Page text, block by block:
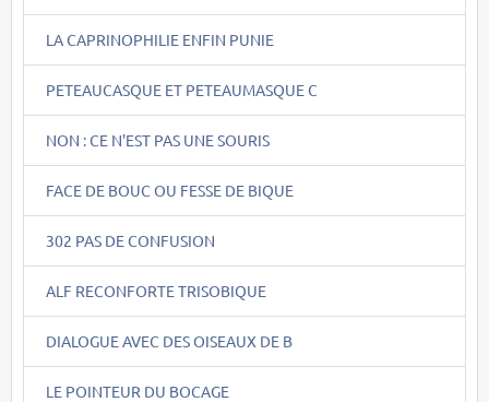
LA CAPRINOPHILIE ENFIN PUNIE
PETEAUCASQUE ET PETEAUMASQUE C
NON : CE N'EST PAS UNE SOURIS
FACE DE BOUC OU FESSE DE BIQUE
302 PAS DE CONFUSION
ALF RECONFORTE TRISOBIQUE
DIALOGUE AVEC DES OISEAUX DE B
LE POINTEUR DU BOCAGE